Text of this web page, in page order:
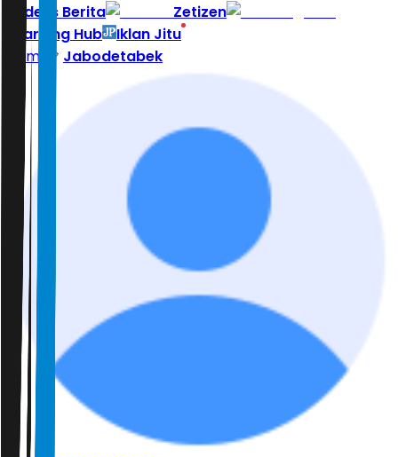
Indeks Berita
Zetizen
Learning Hub
Iklan Jitu
Home
Jabodetabek